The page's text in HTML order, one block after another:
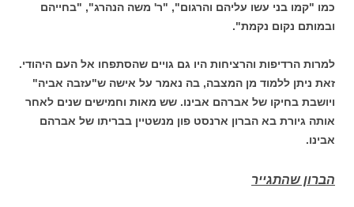
כמו "קמו בני עשו עליהם והרגום", "ר' משה הנהרג", "בחייהם
ובמותם נקום נקמת".
למרות הרדיפות והרציחות היו גם גויים שהסתפחו אל העם היהודי.
זאת ניתן ללמוד מן המצבה, בה נאמר על אישה ש"עזבה אביה"
ויושבת בחיקו של אברהם אבינו. שש מאות וחמישים שנים לאחר
אותה גיורת בא הברון ארנסט פון מנשטיין בבריתו של אברהם
אבינו.
הברון שהתגייר